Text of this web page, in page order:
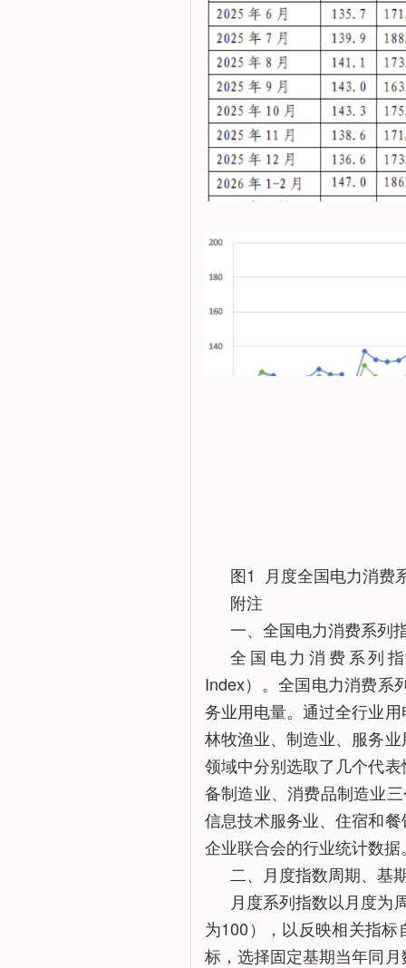
图1 月度全国电力消费
附注
一、全国电力消费系列
全国电力消费系列指
Index）。全国电力消费系
务业用电量。通过全行业
林牧渔业、制造业、服务
领域中分别选取了几个代
备制造业、消费品制造业
信息技术服务业、住宿和
企业联合会的行业统计数据
二、月度指数周期、基
月度系列指数以月度为
为100），以反映相关指标
标，选择固定基期当年同